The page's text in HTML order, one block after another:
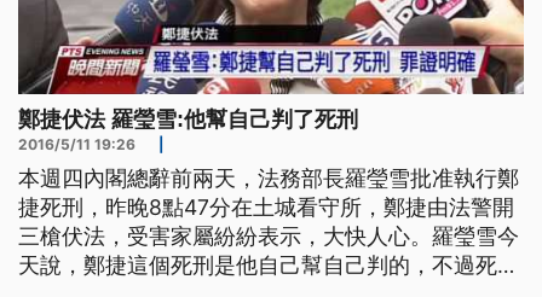
鄭捷伏法 羅瑩雪:他幫自己判了死刑
2016/5/11 19:26
本週四內閣總辭前兩天，法務部長羅瑩雪批准執行鄭
捷死刑，昨晚8點47分在土城看守所，鄭捷由法警開
三槍伏法，受害家屬紛紛表示，大快人心。羅瑩雪今
天說，鄭捷這個死刑是他自己幫自己判的，不過死刑